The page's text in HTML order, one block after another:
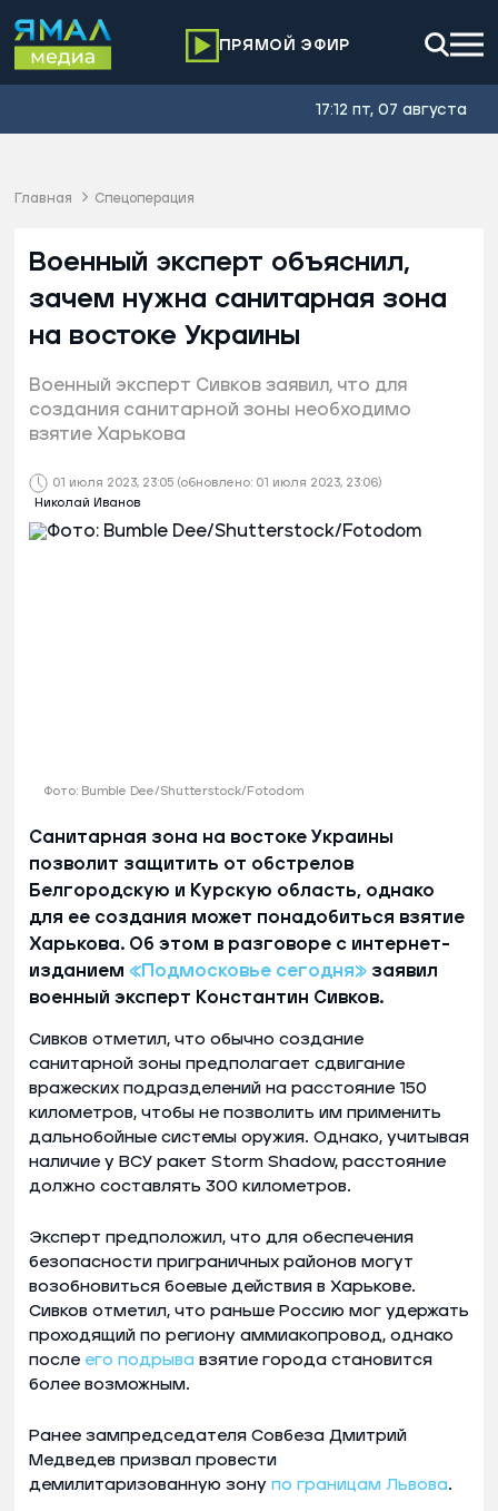
ПРЯМОЙ ЭФИР
17:12 пт, 07 августа
Главная Спецоперация
01 июля 2023, 23:05 (обновлено: 01 июля 2023, 23:06)
Николай Иванов
Военный эксперт объяснил,
зачем нужна санитарная зона
на востоке Украины
Военный эксперт Сивков заявил, что для
создания санитарной зоны необходимо
взятие Харькова
Фото: Bumble Dee/Shutterstock/Fotodom
Санитарная зона на востоке Украины
позволит защитить от обстрелов
Белгородскую и Курскую область, однако
для ее создания может понадобиться взятие
Харькова. Об этом в разговоре с интернет-
изданием «Подмосковье сегодня» заявил
военный эксперт Константин Сивков.
Сивков отметил, что обычно создание
санитарной зоны предполагает сдвигание
вражеских подразделений на расстояние 150
километров, чтобы не позволить им применить
дальнобойные системы оружия. Однако, учитывая
наличие у ВСУ ракет Storm Shadow, расстояние
должно составлять 300 километров.
Эксперт предположил, что для обеспечения
безопасности приграничных районов могут
возобновиться боевые действия в Харькове.
Сивков отметил, что раньше Россию мог удержать
проходящий по региону аммиакопровод, однако
после его подрыва взятие города становится
более возможным.
Ранее зампредседателя Совбеза Дмитрий
Медведев призвал провести
демилитаризованную зону по границам Львова.